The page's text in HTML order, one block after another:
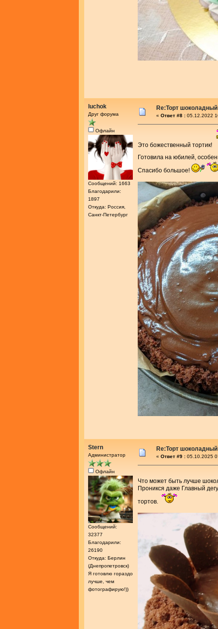
luchok
Друг форума
Офлайн
Сообщений: 1663
Благодарили:
1897
Откуда: Россия,
Санкт-Петербург
Re:Торт
« Ответ #8 : 05.12.2022
Это божественный тортик!
Готовила на юбилей,
Спасибо большое!
Stern
Администратор
Офлайн
Сообщений:
32377
Благодарили:
26190
Откуда: Берлин
(Днепропетровск)
Я готовлю гораздо
лучше, чем
фотографирую!))
Re:Торт
« Ответ #9 : 05.10.2025
Что может быть лучше
Проникся даже Главный
тортов.